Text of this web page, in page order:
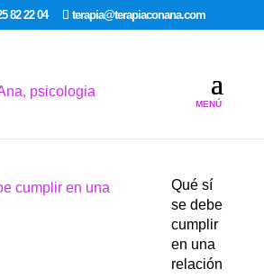
google7dcda757e565a307.html
82 22 04 terapia@terapiaconana.com
Qué sí
se debe
cumplir
en una
relación